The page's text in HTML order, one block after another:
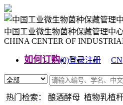
中国工业微生物菌种保藏管理中
CHINA CENTER OF
如何订购(0)登录注册
CN
热门检索： 酿酒酵母 植物乳植